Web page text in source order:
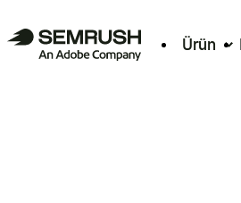
Ürün